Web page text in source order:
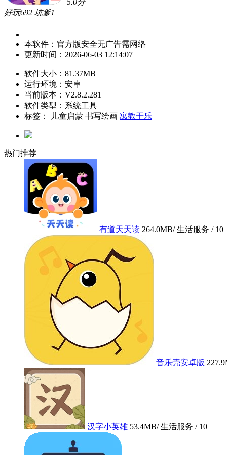
好玩692 坑爹1
本软件： 官方版安全无广告需网络
更新时间： 2026-06-03 12:14:07
软件大小： 81.37MB
运行环境： 安卓
当前版本： V2.8.2.281
软件类型：系统工具
标签：
儿童启蒙 书写绘画 寓教于乐
热门推荐
有道天天读 264.0MB/ 生活服务 / 10
音乐壳安卓版
汉字小英雄 53.4MB/ 生活服务 / 10